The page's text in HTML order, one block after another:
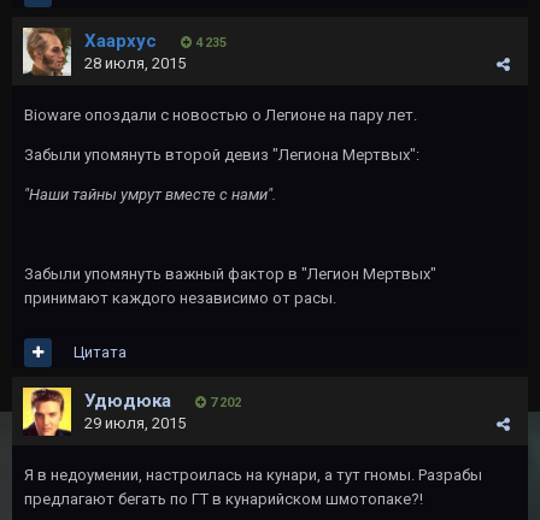
Хаархус 4 235
28 июля, 2015
Bioware опоздали с новостью о Легионе на пару лет.
Забыли упомянуть второй девиз "Легиона Мертвых":
"Наши тайны умрут вместе с нами".
Забыли упомянуть важный фактор в "Легион Мертвых"
принимают каждого независимо от расы.
Цитата
Удюдюка 7 202
29 июля, 2015
Я в недоумении, настроилась на кунари, а тут гномы. Разрабы
предлагают бегать по ГТ в кунарийском шмотопаке?!